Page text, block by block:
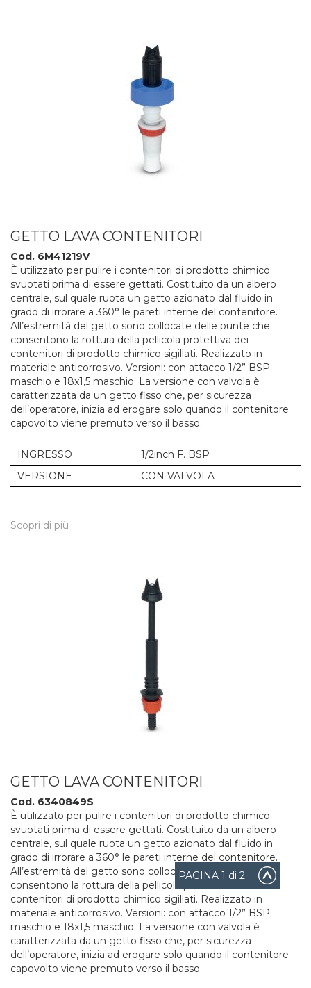
GETTO LAVA CONTENITORI
Cod. 6M41219V
È utilizzato per pulire i contenitori di prodotto chimico
svuotati prima di essere gettati. Costituito da un albero
centrale, sul quale ruota un getto azionato dal fluido in
grado di irrorare a 360° le pareti interne del contenitore.
All’estremità del getto sono collocate delle punte che
consentono la rottura della pellicola protettiva dei
contenitori di prodotto chimico sigillati. Realizzato in
materiale anticorrosivo. Versioni: con attacco 1/2” BSP
maschio e 18x1,5 maschio. La versione con valvola è
caratterizzata da un getto fisso che, per sicurezza
dell’operatore, inizia ad erogare solo quando il contenitore
capovolto viene premuto verso il basso.
INGRESSO
1/2inch F. BSP
VERSIONE
CON VALVOLA
Scopri di più
GETTO LAVA CONTENITORI
Cod. 6340849S
È utilizzato per pulire i contenitori di prodotto chimico
svuotati prima di essere gettati. Costituito da un albero
centrale, sul quale ruota un getto azionato dal fluido in
grado di irrorare a 360° le pareti interne del contenitore.
All’estremità del getto sono collocate delle punte che
consentono la rottura della pellicola protettiva dei
contenitori di prodotto chimico sigillati. Realizzato in
materiale anticorrosivo. Versioni: con attacco 1/2” BSP
maschio e 18x1,5 maschio. La versione con valvola è
caratterizzata da un getto fisso che, per sicurezza
dell’operatore, inizia ad erogare solo quando il contenitore
capovolto viene premuto verso il basso.
PAGINA1 di 2